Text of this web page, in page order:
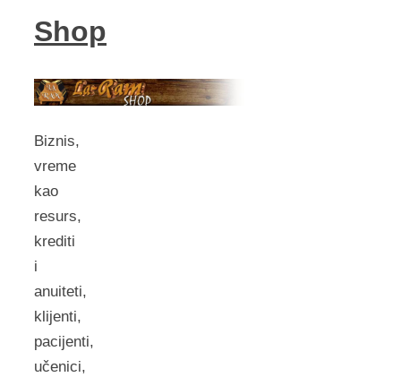
Shop
Biznis,
vreme
kao
resurs,
krediti
i
anuiteti,
klijenti,
pacijenti,
učenici,